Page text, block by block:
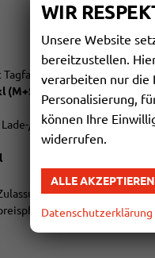
Kennung inkl.
Fahrgastraum
Extras
WIR
Unsere Website
bereitzustellen.
verarbeiten nur die
Personalisierung,
können Ihre
widerrufen.
ALLE AKZEPTIEREN
Datenschutzerklärung